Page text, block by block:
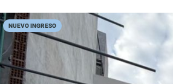
NUEVO INGRESO